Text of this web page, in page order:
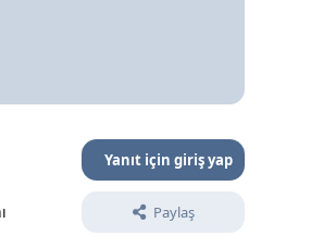
Yanıt için giriş yap
Paylaş